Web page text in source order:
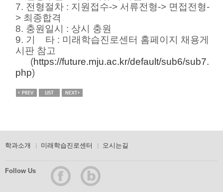
7. 전형절차 : 지원접수-> 서류전형-> 면접전형-
> 최종합격
8. 충원일시 : 상시 충원
9. 기 타 : 미래학습진로센터 홈페이지 채용게
시판 참고
(https://future.mju.ac.kr/default/sub6/sub7.
php)
학과소개 미래학습진로센터 오시는길
Follow Us